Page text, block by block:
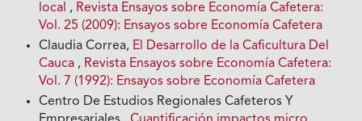
local , Revista Ensayos sobre Economía Cafetera:
Vol. 25 (2009): Ensayos sobre Economía Cafetera
Claudia Correa, El Desarrollo de la Caficultura Del
Cauca , Revista Ensayos sobre Economía Cafetera:
Vol. 7 (1992): Ensayos sobre Economía Cafetera
Centro De Estudios Regionales Cafeteros Y